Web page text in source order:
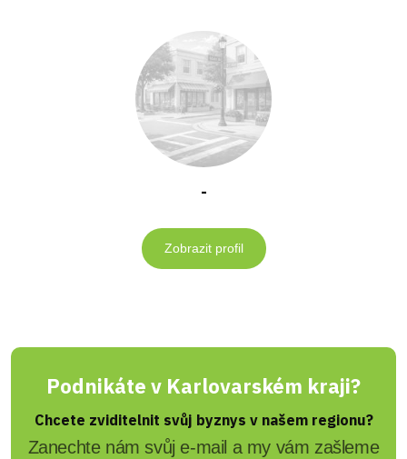
-
Zobrazit profil
Podnikáte v Karlovarském kraji?
Chcete zviditelnit svůj byznys v našem regionu?
Zanechte nám svůj e-mail a my vám zašleme